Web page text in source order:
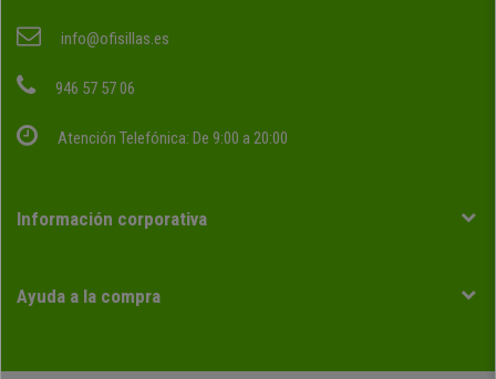
info@ofisillas.es
946 57 57 06
Atención Telefónica: De 9:00 a 20:00
Información corporativa
Ayuda a la compra